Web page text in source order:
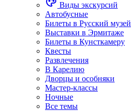
Виды экскурсий
Автобусные
Билеты в Русский музей
Выставки в Эрмитаже
Билеты в Кунсткамеру
Квесты
Развлечения
В Карелию
Дворцы и особняки
Мастер-классы
Ночные
Все темы